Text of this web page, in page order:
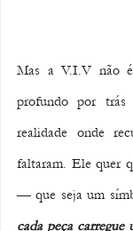
Mas a V.I.V não
profundo por
realidade onde
faltaram. Ele quer
— que seja um
cada peça carregue